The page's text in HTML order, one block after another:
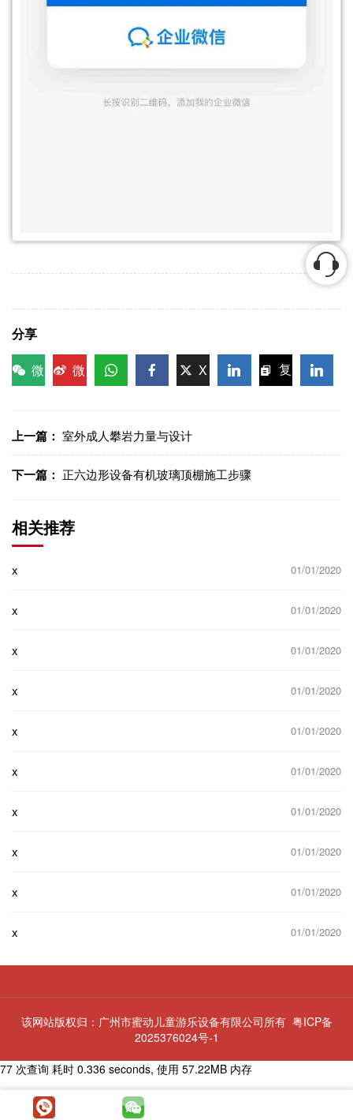
分享
微
微
X
复
上一篇： 室外成人攀岩力量与设计
下一篇： 正六边形设备有机玻璃顶棚施工步骤
相关推荐
x 01/01/2020
x 01/01/2020
x 01/01/2020
x 01/01/2020
x 01/01/2020
x 01/01/2020
x 01/01/2020
x 01/01/2020
x 01/01/2020
x 01/01/2020
该网站版权归：广州市蜜动儿童游乐设备有限公司所有 粤ICP备
2025376024号-1
77 次查询 耗时 0.336 seconds, 使用 57.22MB 内存